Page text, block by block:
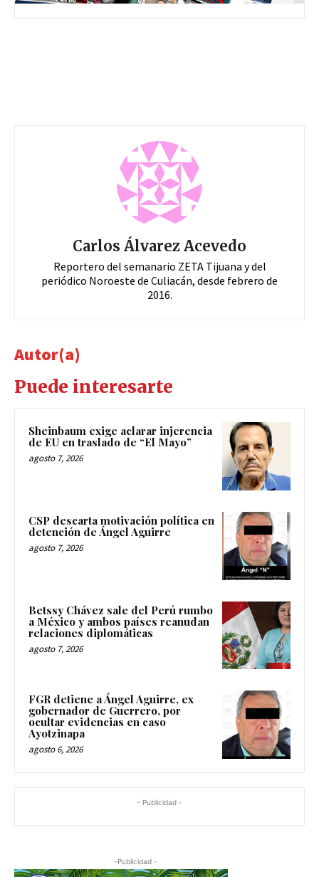
Carlos Álvarez Acevedo
Reportero del semanario ZETA Tijuana y del
periódico Noroeste de Culiacán, desde febrero de
2016.
Autor(a)
Puede interesarte
Sheinbaum exige aclarar injerencia
de EU en traslado de “El Mayo”
agosto 7, 2026
CSP descarta motivación política en
detención de Ángel Aguirre
agosto 7, 2026
Betssy Chávez sale del Perú rumbo
a México y ambos países reanudan
relaciones diplomáticas
agosto 7, 2026
FGR detiene a Ángel Aguirre, ex
gobernador de Guerrero, por
ocultar evidencias en caso
Ayotzinapa
agosto 6, 2026
- Publicidad -
-Publicidad -